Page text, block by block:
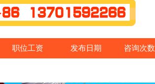
职位工资 发布日期 咨询次数